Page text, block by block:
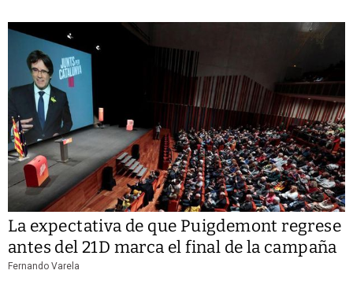
La expectativa de que Puigdemont regrese
antes del 21D marca el final de la campaña
Fernando Varela